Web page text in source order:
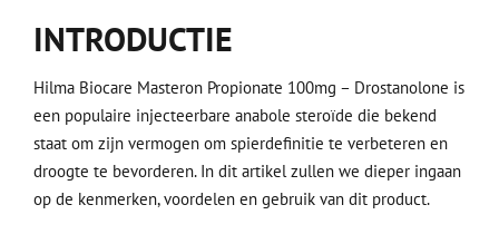
INTRODUCTIE
Hilma Biocare Masteron Propionate 100mg – Drostanolone is
een populaire injecteerbare anabole steroïde die bekend
staat om zijn vermogen om spierdefinitie te verbeteren en
droogte te bevorderen. In dit artikel zullen we dieper ingaan
op de kenmerken, voordelen en gebruik van dit product.